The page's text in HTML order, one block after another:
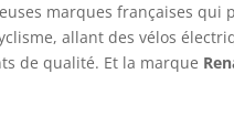
marques françaises
allant des vélos
de qualité. Et la marque